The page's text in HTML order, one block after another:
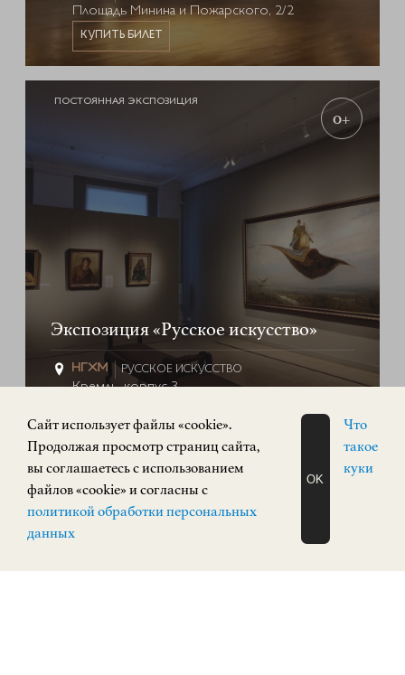
Площадь Минина и Пожарского, 2/2
КУПИТЬ БИЛЕТ
ПОСТОЯННАЯ ЭКСПОЗИЦИЯ
0+
Экспозиция «Русское искусство»
РУССКОЕ ИСКУССТВО
Кремль, корпус 3
ЗАПИСАТЬСЯ
НА ЭКСКУРСИЮ
Cайт использует файлы «cookie».
Продолжая просмотр страниц сайта,
вы соглашаетесь с использованием
файлов «cookie» и согласны с
политикой обработки персональных
данных
OK
Что
такое
куки